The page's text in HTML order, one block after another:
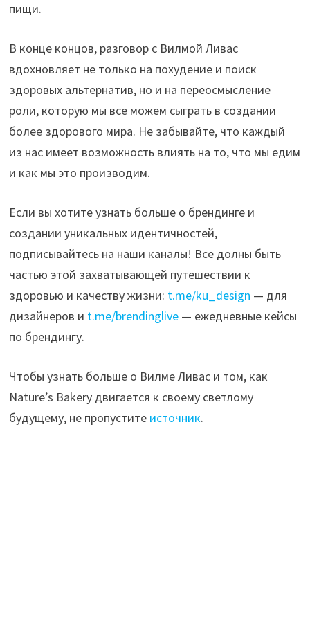
пищи.
В конце концов, разговор с Вилмой Ливас
вдохновляет не только на похудение и поиск
здоровых альтернатив, но и на переосмысление
роли, которую мы все можем сыграть в создании
более здорового мира. Не забывайте, что каждый
из нас имеет возможность влиять на то, что мы едим
и как мы это производим.
Если вы хотите узнать больше о брендинге и
создании уникальных идентичностей,
подписывайтесь на наши каналы! Все долны быть
частью этой захватывающей путешествии к
здоровью и качеству жизни: t.me/ku_design — для
дизайнеров и t.me/brendinglive — ежедневные кейсы
по брендингу.
Чтобы узнать больше о Вилме Ливас и том, как
Nature’s Bakery двигается к своему светлому
будущему, не пропустите источник.